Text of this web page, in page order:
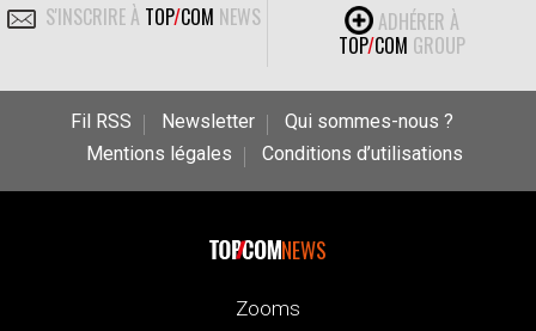
S'INSCRIRE À TOP/COM NEWS
ADHÉRER À
TOP/COM GROUP
Fil RSS Newsletter
Qui sommes-nous ?
Mentions légales
Conditions d’utilisations
NEWS
Zooms